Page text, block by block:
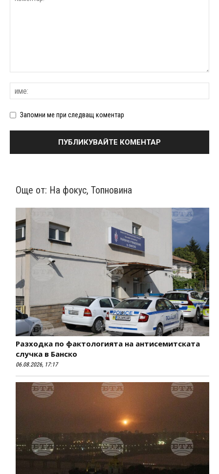
Запомни ме при следващ коментар
Още от: На фокус, Топновина
Разходка по фактологията на антисемитската
случка в Банско
06.08.2026, 17:17